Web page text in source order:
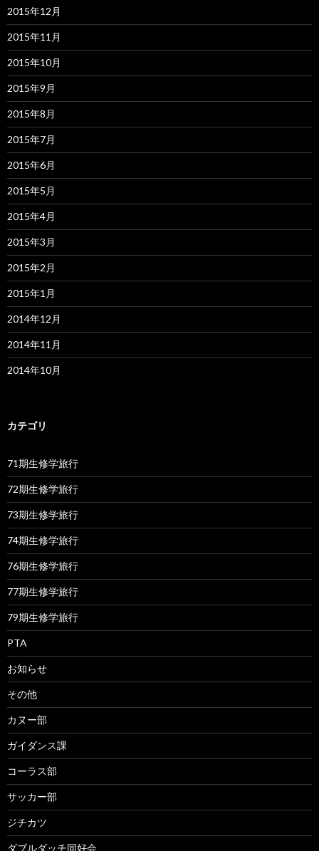
2015年12月
2015年11月
2015年10月
2015年9月
2015年8月
2015年7月
2015年6月
2015年5月
2015年4月
2015年3月
2015年2月
2015年1月
2014年12月
2014年11月
2014年10月
カテゴリ
71期生修学旅行
72期生修学旅行
73期生修学旅行
74期生修学旅行
76期生修学旅行
77期生修学旅行
79期生修学旅行
PTA
お知らせ
その他
カヌー部
ガイダンス課
コーラス部
サッカー部
ジチカツ
ダブルダッチ同好会